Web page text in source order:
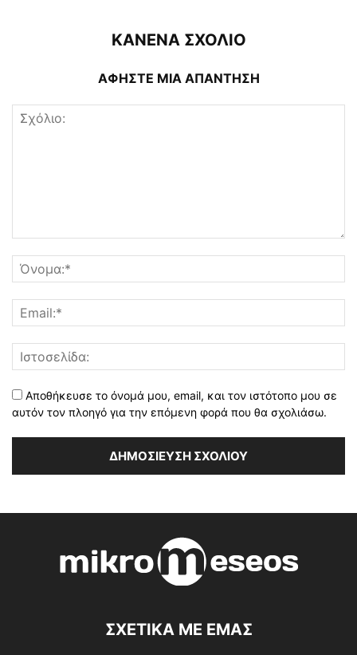
ΚΑΝΕΝΑ ΣΧΟΛΙΟ
ΑΦΗΣΤΕ ΜΙΑ ΑΠΑΝΤΗΣΗ
Αποθήκευσε το όνομά μου, email, και τον ιστότοπο μου σε
αυτόν τον πλοηγό για την επόμενη φορά που θα σχολιάσω.
ΣΧΕΤΙΚΑ ΜΕ ΕΜΑΣ